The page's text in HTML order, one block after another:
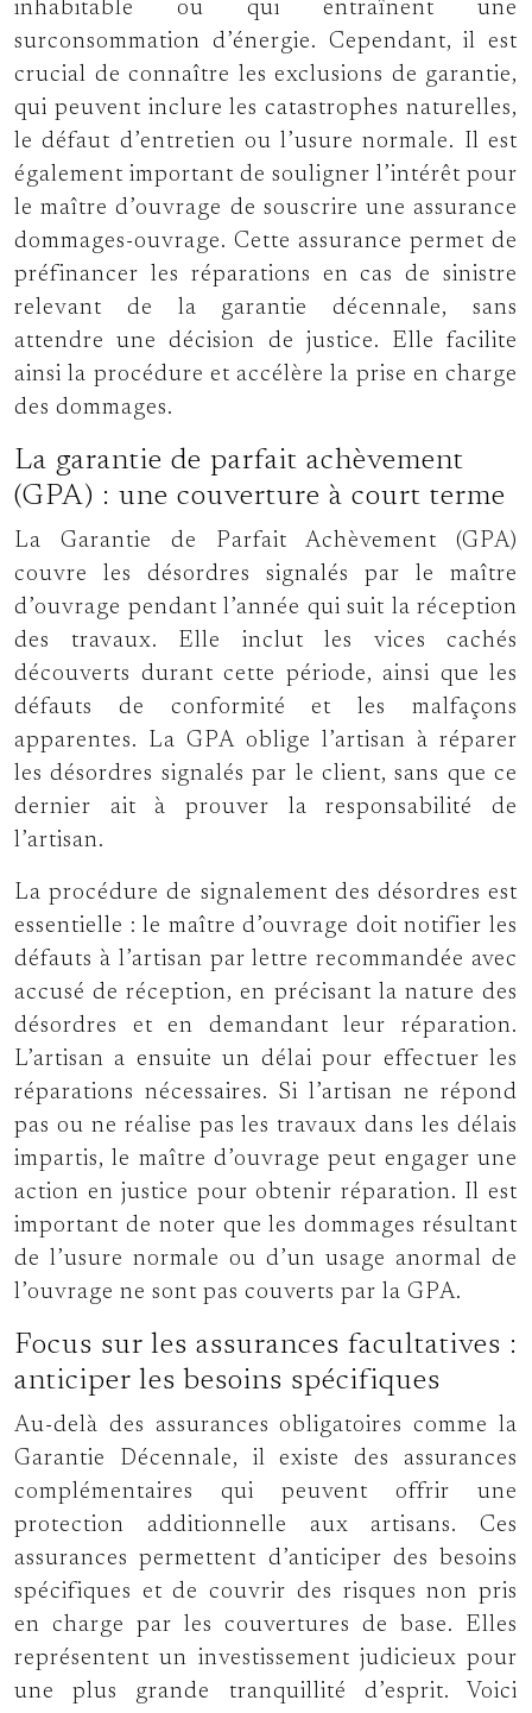
inhabitable ou qui entraînent une
surconsommation d’énergie. Cependant, il est
crucial de connaître les exclusions de garantie,
qui peuvent inclure les catastrophes naturelles,
le défaut d’entretien ou l’usure normale. Il est
également important de souligner l’intérêt pour
le maître d’ouvrage de souscrire une assurance
dommages-ouvrage. Cette assurance permet de
préfinancer les réparations en cas de sinistre
relevant de la garantie décennale, sans
attendre une décision de justice. Elle facilite
ainsi la procédure et accélère la prise en charge
des dommages.
La garantie de parfait achèvement
(GPA) : une couverture à court terme
La Garantie de Parfait Achèvement (GPA)
couvre les désordres signalés par le maître
d’ouvrage pendant l’année qui suit la réception
des travaux. Elle inclut les vices cachés
découverts durant cette période, ainsi que les
défauts de conformité et les malfaçons
apparentes. La GPA oblige l’artisan à réparer
les désordres signalés par le client, sans que ce
dernier ait à prouver la responsabilité de
l’artisan.
La procédure de signalement des désordres est
essentielle : le maître d’ouvrage doit notifier les
défauts à l’artisan par lettre recommandée avec
accusé de réception, en précisant la nature des
désordres et en demandant leur réparation.
L’artisan a ensuite un délai pour effectuer les
réparations nécessaires. Si l’artisan ne répond
pas ou ne réalise pas les travaux dans les délais
impartis, le maître d’ouvrage peut engager une
action en justice pour obtenir réparation. Il est
important de noter que les dommages résultant
de l’usure normale ou d’un usage anormal de
l’ouvrage ne sont pas couverts par la GPA.
Focus sur les assurances facultatives :
anticiper les besoins spécifiques
Au-delà des assurances obligatoires comme la
Garantie Décennale, il existe des assurances
complémentaires qui peuvent offrir une
protection additionnelle aux artisans. Ces
assurances permettent d’anticiper des besoins
spécifiques et de couvrir des risques non pris
en charge par les couvertures de base. Elles
représentent un investissement judicieux pour
une plus grande tranquillité d’esprit. Voici